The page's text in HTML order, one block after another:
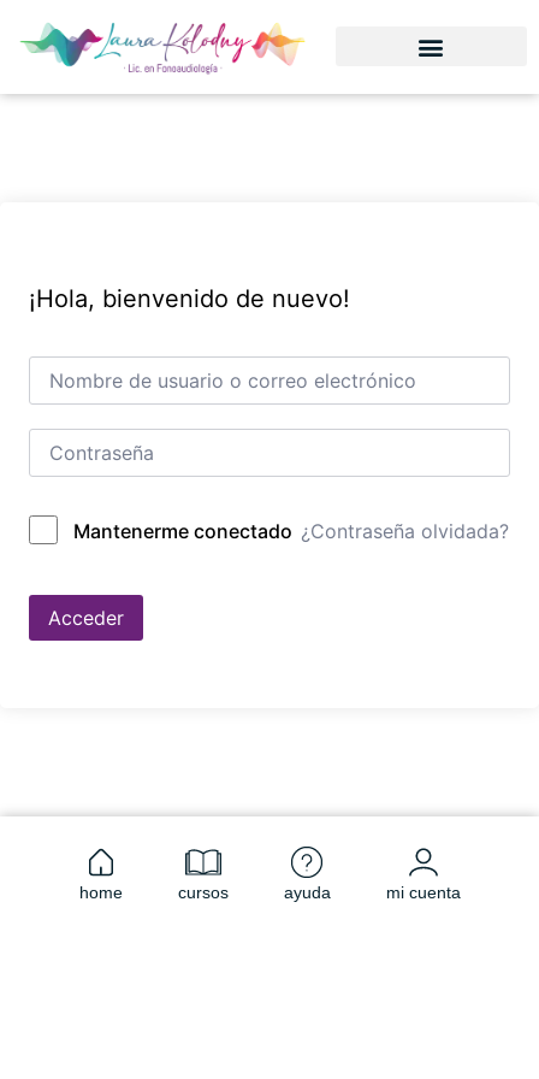
¡Hola, bienvenido de nuevo!
Mantenerme conectado ¿Contraseña olvidada?
Acceder
home cursos ayuda mi cuenta